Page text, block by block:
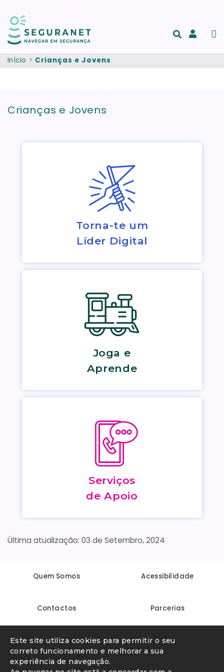
Este site utiliza cookies para permitir o seu
correto funcionamento e melhorar a sua
experiência de navegação.
Início Crianças e Jovens
Crianças e Jovens
Torna-te um
Líder Digital
Joga e
Aprende
Serviços
de Apoio
03 de Setembro, 2024
Quem Somos Acessibilidade
Contactos Parcerias
Linha Internet Segura Denunciar conteúdo ilegal